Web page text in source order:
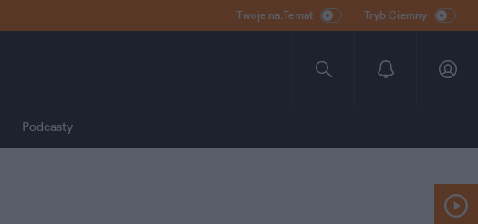
Twoje na:Temat Tryb Ciemny
Podcasty